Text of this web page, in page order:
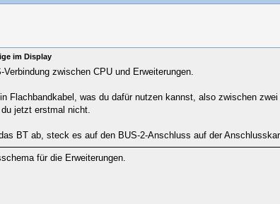
im Display
Verbindung zwischen CPU und Erweiterungen.
Flachbandkabel, was du dafür nutzen kannst, also zwischen
jetzt erstmal nicht.
BT ab, steck es auf den BUS-2-Anschluss auf der
für die Erweiterungen.